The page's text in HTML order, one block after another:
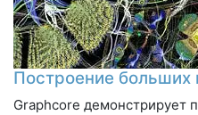
Построение больших
Graphcore демонстрирует